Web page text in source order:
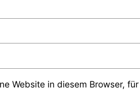
Website in diesem Browser,